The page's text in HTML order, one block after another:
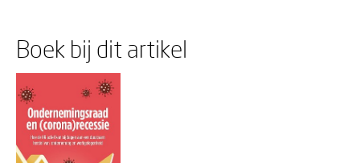
Boek bij dit artikel